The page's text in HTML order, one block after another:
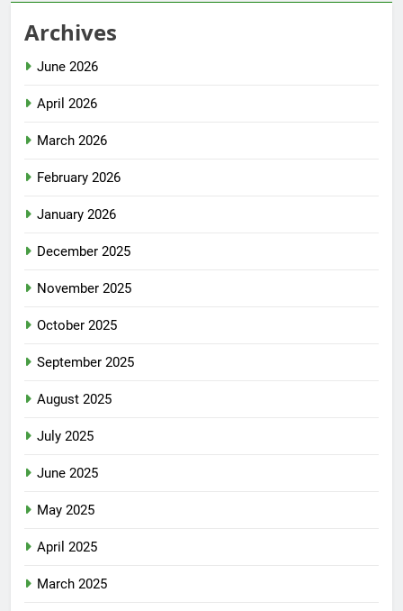
Archives
June 2026
April 2026
March 2026
February 2026
January 2026
December 2025
November 2025
October 2025
September 2025
August 2025
July 2025
June 2025
May 2025
April 2025
March 2025